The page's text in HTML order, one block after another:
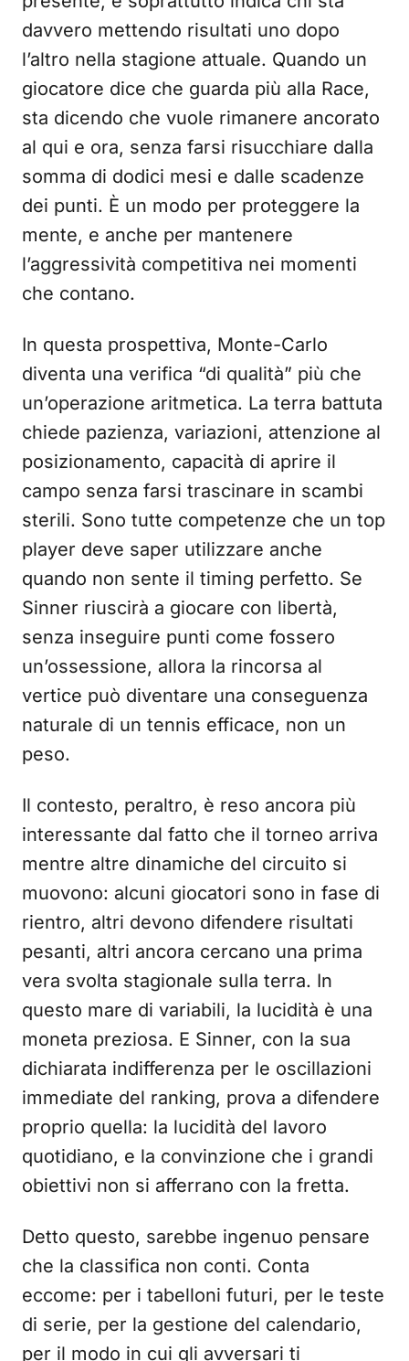
davvero mettendo risultati uno dopo
l’altro nella stagione attuale. Quando un
giocatore dice che guarda più alla Race,
sta dicendo che vuole rimanere ancorato
al qui e ora, senza farsi risucchiare dalla
somma di dodici mesi e dalle scadenze
dei punti. È un modo per proteggere la
mente, e anche per mantenere
l’aggressività competitiva nei momenti
che contano.
In questa prospettiva, Monte-Carlo
diventa una verifica “di qualità” più che
un’operazione aritmetica. La terra battuta
chiede pazienza, variazioni, attenzione al
posizionamento, capacità di aprire il
campo senza farsi trascinare in scambi
sterili. Sono tutte competenze che un top
player deve saper utilizzare anche
quando non sente il timing perfetto. Se
Sinner riuscirà a giocare con libertà,
senza inseguire punti come fossero
un’ossessione, allora la rincorsa al
vertice può diventare una conseguenza
naturale di un tennis efficace, non un
peso.
Il contesto, peraltro, è reso ancora più
interessante dal fatto che il torneo arriva
mentre altre dinamiche del circuito si
muovono: alcuni giocatori sono in fase di
rientro, altri devono difendere risultati
pesanti, altri ancora cercano una prima
vera svolta stagionale sulla terra. In
questo mare di variabili, la lucidità è una
moneta preziosa. E Sinner, con la sua
dichiarata indifferenza per le oscillazioni
immediate del ranking, prova a difendere
proprio quella: la lucidità del lavoro
quotidiano, e la convinzione che i grandi
obiettivi non si afferrano con la fretta.
Detto questo, sarebbe ingenuo pensare
che la classifica non conti. Conta
eccome: per i tabelloni futuri, per le teste
di serie, per la gestione del calendario,
per il modo in cui gli avversari ti